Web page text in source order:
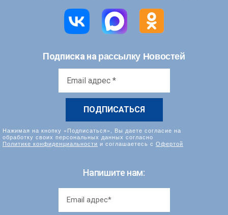
Подписка на рассылку Новостей
Нажимая на кнопку «Подписаться», Вы даете согласие на
обработку своих персональных данных согласно
Политике конфиденциальности и соглашаетесь с Офертой
Напишите нам: